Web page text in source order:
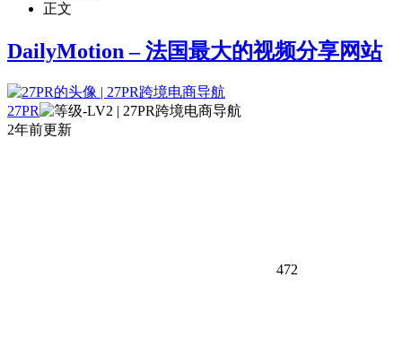
正文
DailyMotion – 法国最大的视频分享网站
27PR
2年前更新
472